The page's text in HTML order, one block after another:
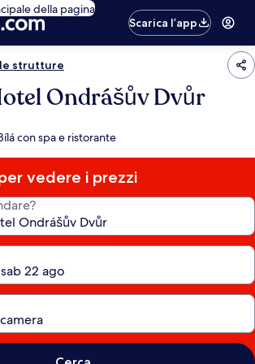
della pagina
Scarica l’app
strutture
Ondrášův Dvůr
con spa e ristorante
vedere i prezzi